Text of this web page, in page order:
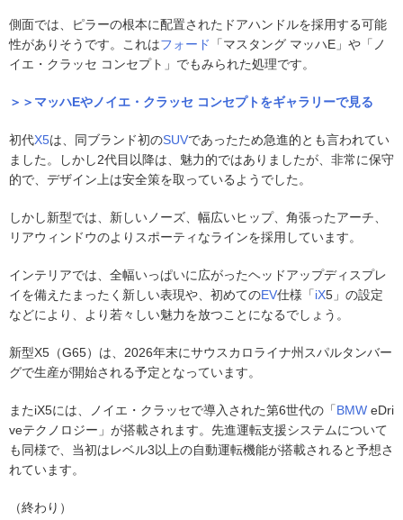
側面では、ピラーの根本に配置されたドアハンドルを採用する可能
性がありそうです。これはフォード
「マスタング マッハE」や「ノ
イエ・クラッセ コンセプト」でもみられた処理です。
＞＞マッハEやノイエ・クラッセ コンセプトをギャラリーで見る
初代X5は、同ブランド初のSUVであったため急進的とも言われてい
ました。しかし2代目以降は、魅力的ではありましたが、非常に保守
的で、デザイン上は安全策を取っているようでした。
しかし新型では、新しいノーズ、幅広いヒップ、角張ったアーチ、
リアウィンドウのよりスポーティなラインを採用しています。
インテリアでは、全幅いっぱいに広がったヘッドアップディスプレ
イを備えたまったく新しい表現や、初めてのEV仕様「iX5」の設定
などにより、より若々しい魅力を放つことになるでしょう。
新型X5（G65）は、2026年末にサウスカロライナ州スパルタンバー
グで生産が開始される予定となっています。
またiX5には、ノイエ・クラッセで導入された第6世代の「BMW eDri
veテクノロジー」が搭載されます。先進運転支援システムについて
も同様で、当初はレベル3以上の自動運転機能が搭載されると予想さ
れています。
（終わり）